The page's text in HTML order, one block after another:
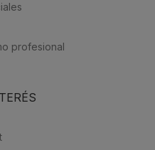
profesional